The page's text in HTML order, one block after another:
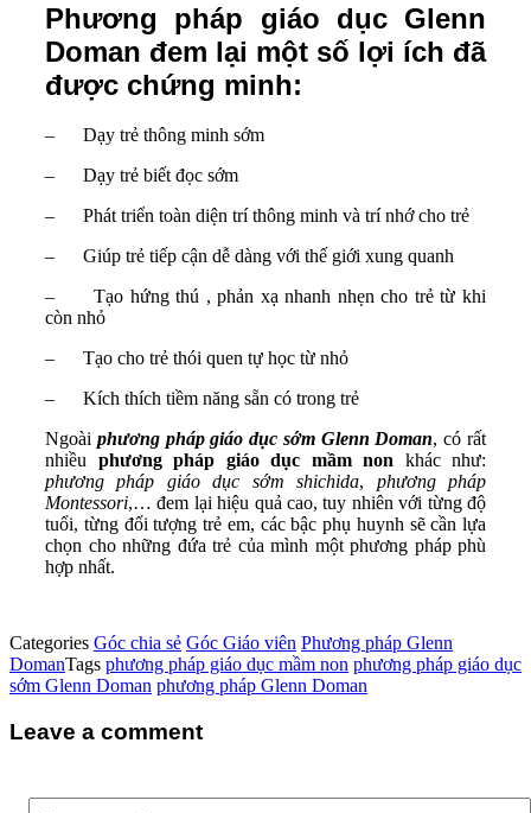
Phương pháp giáo dục Glenn
Doman đem lại một số lợi ích đã
được chứng minh:
– Dạy trẻ thông minh sớm
– Dạy trẻ biết đọc sớm
– Phát triển toàn diện trí thông minh và trí nhớ cho trẻ
– Giúp trẻ tiếp cận dễ dàng với thế giới xung quanh
– Tạo hứng thú , phản xạ nhanh nhẹn cho trẻ từ khi
còn nhỏ
– Tạo cho trẻ thói quen tự học từ nhỏ
– Kích thích tiềm năng sẵn có trong trẻ
Ngoài phương pháp giáo dục sớm Glenn Doman, có rất
nhiều phương pháp giáo dục mầm non khác như:
phương pháp giáo dục sớm shichida, phương pháp
Montessori,… đem lại hiệu quả cao, tuy nhiên với từng độ
tuổi, từng đối tượng trẻ em, các bậc phụ huynh sẽ cần lựa
chọn cho những đứa trẻ của mình một phương pháp phù
hợp nhất.
Categories Góc chia sẻ Góc Giáo viên Phương pháp Glenn
DomanTags phương pháp giáo dục mầm non phương pháp giáo dục
sớm Glenn Doman phương pháp Glenn Doman
Leave a comment